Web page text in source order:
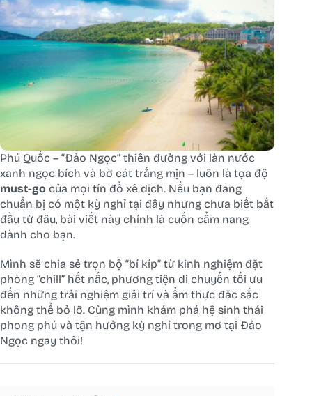
Phú Quốc – “Đảo Ngọc” thiên đường với làn nước
xanh ngọc bích và bờ cát trắng mịn – luôn là tọa độ
must-go của mọi tín đồ xê dịch. Nếu bạn đang
chuẩn bị có một kỳ nghỉ tại đây nhưng chưa biết bắt
đầu từ đâu, bài viết này chính là cuốn cẩm nang
dành cho bạn.
Mình sẽ chia sẻ trọn bộ “bí kíp” từ kinh nghiệm đặt
phòng “chill” hết nấc, phương tiện di chuyển tối ưu
đến những trải nghiệm giải trí và ẩm thực đặc sắc
không thể bỏ lỡ. Cùng mình khám phá hệ sinh thái
phong phú và tận hưởng kỳ nghỉ trong mơ tại Đảo
Ngọc ngay thôi!